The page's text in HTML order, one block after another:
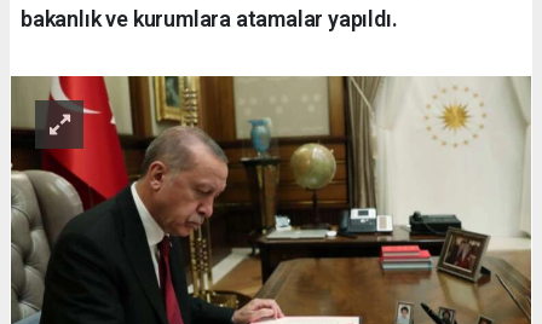
bakanlık ve kurumlara atamalar yapıldı.